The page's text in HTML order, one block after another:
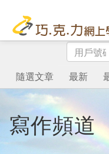
用
戶
號
碼
隨選文章
最新
寫作頻道